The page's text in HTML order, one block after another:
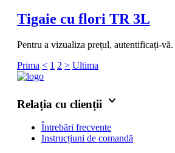
Tigaie cu flori TR 3L
Pentru a vizualiza prețul, autentificați-vă.
Prima < 1 2 > Ultima
Relația cu clienții keyboard_arrow_down
Întrebări frecvente
Instrucțiuni de comandă